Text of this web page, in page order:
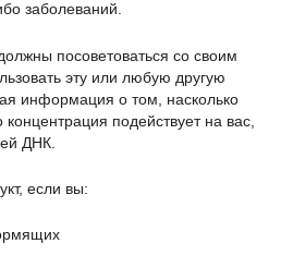
заболеваний.
посоветоваться со своим
эту или любую другую
информация о том, насколько
подействует на вас,
ДНК.
если вы: